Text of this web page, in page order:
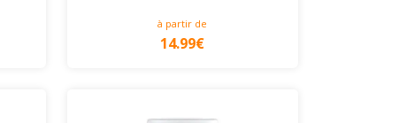
à partir de
14.99€